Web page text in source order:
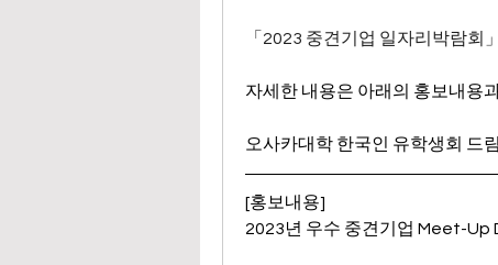
「2023 중견기업 일자리박람회」
자세한 내용은 아래의 홍보내용
오사카대학 한국인 유학생회 드림
[홍보내용]
2023년 우수 중견기업 Meet-Up